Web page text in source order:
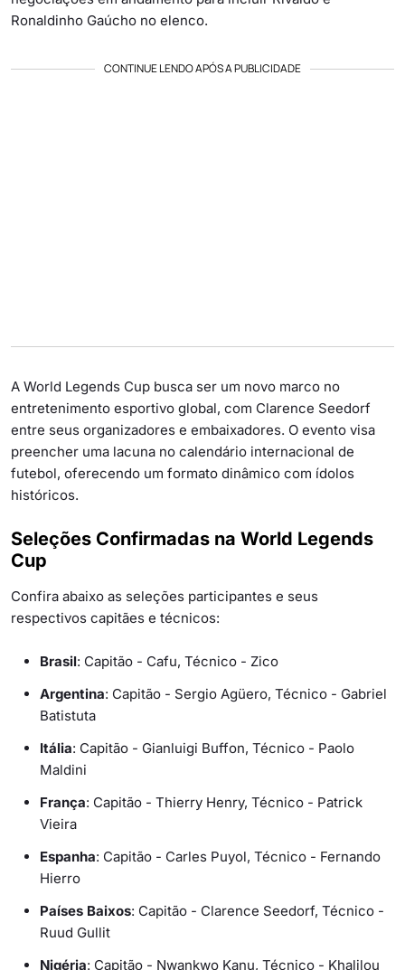
Ronaldinho Gaúcho no elenco.
CONTINUE LENDO APÓS A PUBLICIDADE
A World Legends Cup busca ser um novo marco no
entretenimento esportivo global, com Clarence Seedorf
entre seus organizadores e embaixadores. O evento visa
preencher uma lacuna no calendário internacional de
futebol, oferecendo um formato dinâmico com ídolos
históricos.
Seleções Confirmadas na World Legends
Cup
Confira abaixo as seleções participantes e seus
respectivos capitães e técnicos:
Brasil: Capitão - Cafu, Técnico - Zico
Argentina: Capitão - Sergio Agüero, Técnico - Gabriel
Batistuta
Itália: Capitão - Gianluigi Buffon, Técnico - Paolo
Maldini
França: Capitão - Thierry Henry, Técnico - Patrick
Vieira
Espanha: Capitão - Carles Puyol, Técnico - Fernando
Hierro
Países Baixos: Capitão - Clarence Seedorf, Técnico -
Ruud Gullit
Nigéria: Capitão - Nwankwo Kanu, Técnico - Khalilou